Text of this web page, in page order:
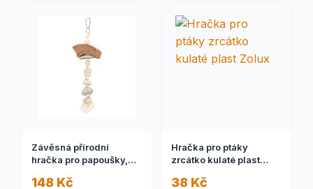
Závěsná přírodní
hračka pro papoušky,
kámen, 35 cm 1 ks
148 Kč
Hračka pro ptáky
zrcátko kulaté plast
38 Kč